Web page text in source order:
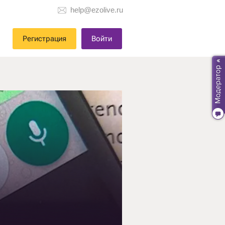
help@ezolive.ru
Регистрация Войти